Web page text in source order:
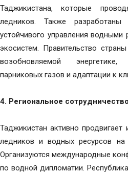
Таджикистана, которые
ледников. Также разработаны
устойчивого управления
экосистем. Правительство
возобновляемой
парниковых газов и адаптации к
4. Региональное
Таджикистан активно
ледников и водных ресурсов на
Организуются международные
по водной дипломатии.